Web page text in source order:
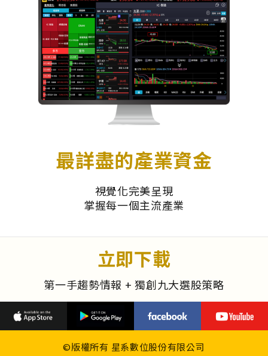
最詳盡的產業資金
視覺化完美呈現
掌握每一個主流產業
立即下載
第一手趨勢情報 + 獨創九大選股策略
©版權所有 星系數位股份有限公司